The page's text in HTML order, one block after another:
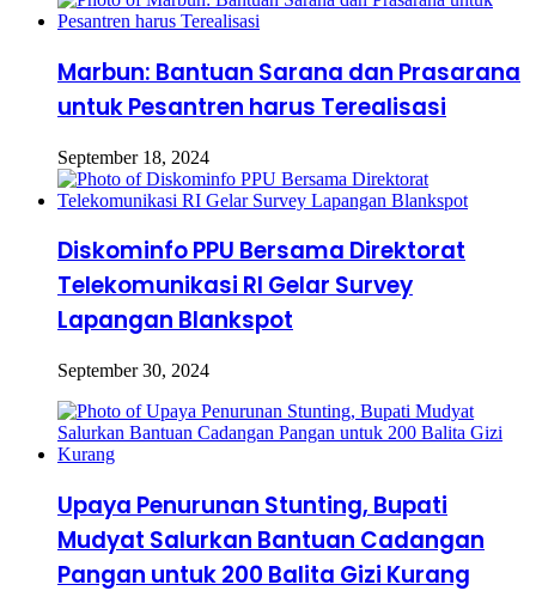
Marbun: Bantuan Sarana dan Prasarana
untuk Pesantren harus Terealisasi
September 18, 2024
Diskominfo PPU Bersama Direktorat
Telekomunikasi RI Gelar Survey
Lapangan Blankspot
September 30, 2024
Upaya Penurunan Stunting, Bupati
Mudyat Salurkan Bantuan Cadangan
Pangan untuk 200 Balita Gizi Kurang